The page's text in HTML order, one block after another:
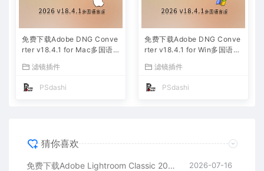
免费下载Adobe DNG Conve
rter v18.4.1 for Mac多国语
照片格式转换器Lrc数字负片P
滤镜插件
PSdashi
免费下载Adobe DNG Conve
rter v18.4.1 for Win多国语言
片格式转换器Lrc数字负片PS
滤镜插件
PSdashi
猜你喜欢
免费下载Adobe Lightroom Classic 2026 v15.4.1 for Mac多国语言版中文LrC软件激活安装包摄影后期照片图片编辑工具 2026-07-16